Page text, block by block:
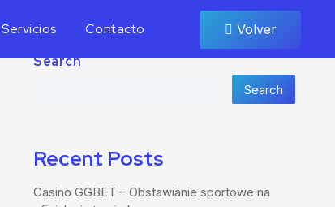
Servicios Contacto Volver
Search
Search
Recent Posts
Casino GGBET – Obstawianie sportowe na